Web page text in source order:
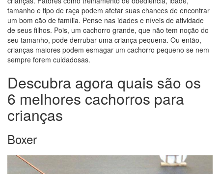
tamanho e tipo de raça podem afetar suas chances de encontrar
um bom cão de família. Pense nas idades e níveis de atividade
de seus filhos. Pois, um cachorro grande, que não tem noção do
seu tamanho, pode derrubar uma criança pequena. Ou então,
crianças maiores podem esmagar um cachorro pequeno se nem
sempre forem cuidadosas.
Descubra agora quais são os
6 melhores cachorros para
crianças
Boxer